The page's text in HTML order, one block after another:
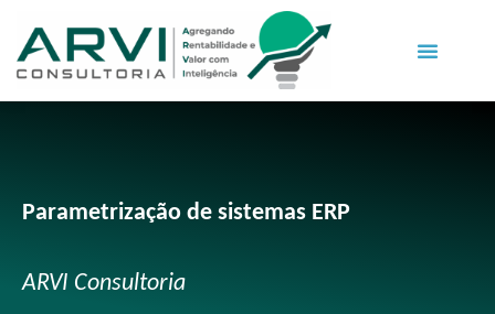
Parametrização de sistemas ERP
ARVI Consultoria